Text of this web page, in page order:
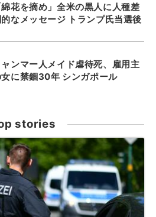
綿花を摘め」全米の黒人に人種差
的なメッセージ トランプ氏当選後
ャンマー人メイド虐待死、雇用主
に禁錮30年 シンガポール
stories